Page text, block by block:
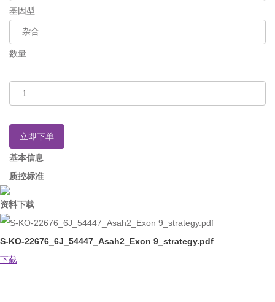
基因型
数量
立即下单
基本信息
质控标准
资料下载
S-KO-22676_6J_54447_Asah2_Exon 9_strategy.pdf
下载